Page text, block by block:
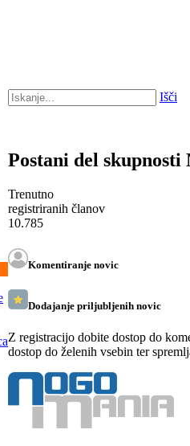
Išči
Postani del skupnosti
Trenutno
registriranih članov
10.785
Komentiranje novic
Dodajanje priljubljenih novic
Z registracijo dobite dostop do
dostop do želenih vsebin ter